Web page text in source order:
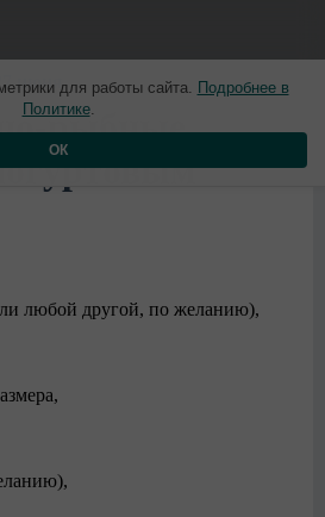
для работы сайта. Подробнее в
Политике.
ОК
июня
рыбные
любой другой, по желанию),